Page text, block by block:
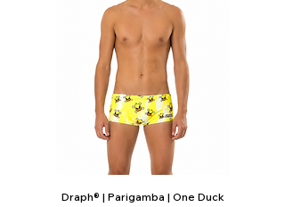
Draph® | Parigamba | One Duck